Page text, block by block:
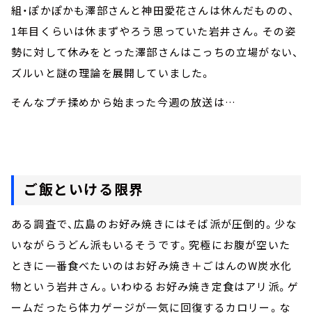
組・ぽかぽかも澤部さんと神田愛花さんは休んだものの、
1年目くらいは休まずやろう思っていた岩井さん。その姿
勢に対して休みをとった澤部さんはこっちの立場がない、
ズルいと謎の理論を展開していました。
そんなプチ揉めから始まった今週の放送は…
ご飯といける限界
ある調査で、広島のお好み焼きにはそば派が圧倒的。少な
いながらうどん派もいるそうです。究極にお腹が空いた
ときに一番食べたいのはお好み焼き＋ごはんのW炭水化
物という岩井さん。いわゆるお好み焼き定食はアリ派。ゲ
ームだったら体力ゲージが一気に回復するカロリー。な